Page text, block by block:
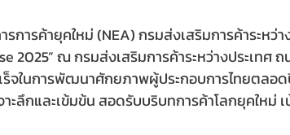
ารค้ายุคใหม่ (NEA) กรมส่งเสริมการค้าระหว่
2025” ณ กรมส่งเสริมการค้าระหว่างประเทศ
ร็จในการพัฒนาศักยภาพผู้ประกอบการไทยตล
าะลึกและเข้มข้น สอดรับบริบทการค้าโลกยุคให